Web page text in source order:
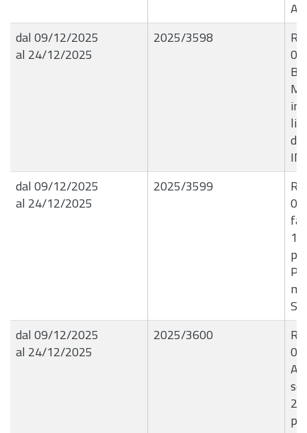
dal 09/12/2025
al 24/12/2025
2025/3598
dal 09/12/2025
al 24/12/2025
2025/3599
dal 09/12/2025
al 24/12/2025
2025/3600